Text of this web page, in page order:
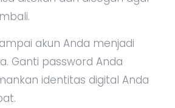
akun Anda menjadi
Ganti password Anda
identitas digital Anda